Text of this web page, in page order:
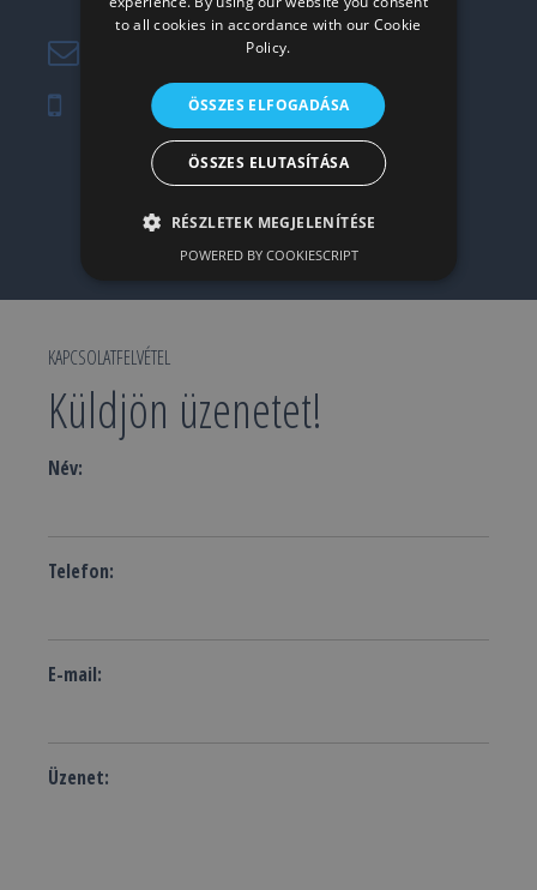
hangestuz@hangestuz.hu
+36-30-296-1447
Kövessen minket:
KAPCSOLATFELVÉTEL
Küldjön üzenetet!
Név:
Telefon:
E-mail:
Üzenet:
to all cookies in accordance with our Cookie
Policy.
ÖSSZES ELFOGADÁSA
ÖSSZES ELUTASÍTÁSA
RÉSZLETEK MEGJELENÍTÉSE
POWERED BY COOKIESCRIPT